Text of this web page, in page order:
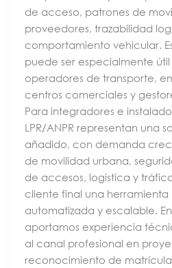
de acceso, patrones de
proveedores, trazabilidad
comportamiento vehicular.
puede ser especialmente
operadores de transporte,
centros comerciales y
Para integradores e
LPR/ANPR representan una
añadido, con demanda
de movilidad urbana,
de accesos, logística y
cliente final una herramienta
automatizada y escalable.
aportamos experiencia
al canal profesional en
reconocimiento de